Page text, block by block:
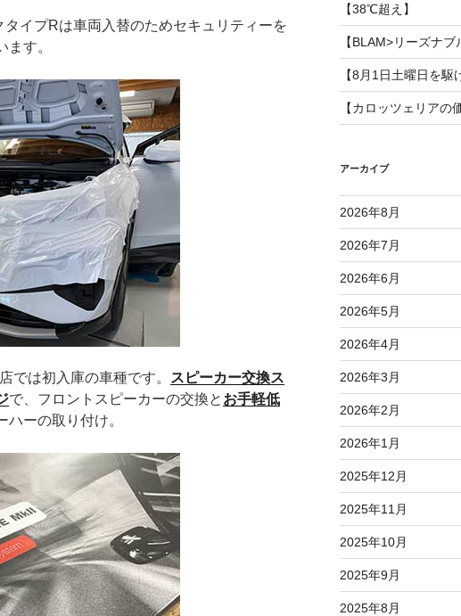
イプRは車両入替のためセキュリティーを
す。
では初入庫の車種です。
スピーカー交換ス
で、フロントスピーカーの交換と お手軽低
ハーの取り付け。
【38℃超え】
【BLAM>リーズナブ
【8月1日土曜日を駆
【カロッツェリアの
アーカイブ
2026年8月
2026年7月
2026年6月
2026年5月
2026年4月
2026年3月
2026年2月
2026年1月
2025年12月
2025年11月
2025年10月
2025年9月
2025年8月